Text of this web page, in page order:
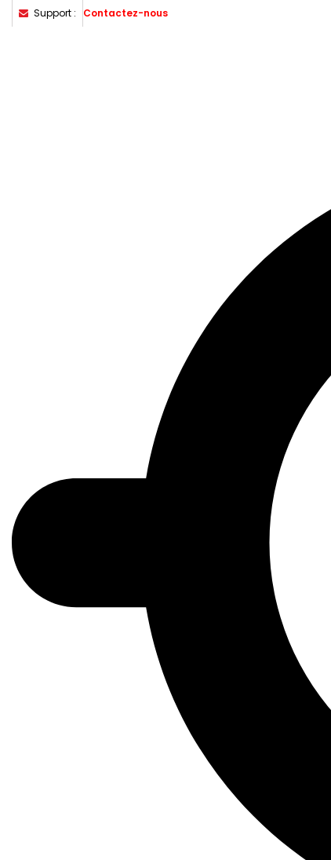
Support : Contactez-nous